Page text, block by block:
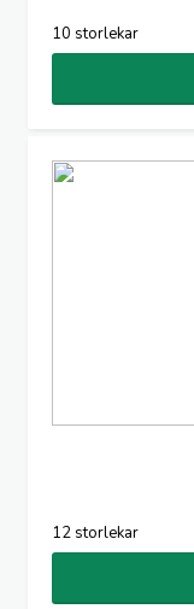
10 storlekar
12 storlekar